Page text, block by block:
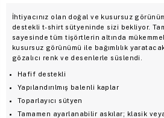
İhtiyacınız olan doğal ve kusursuz
destekli t-shirt sütyeninde sizi bekliyor.
sayesinde tüm tişörtlerin altında
kusursuz görünümü ile bağımlılık
gözalıcı renk ve desenlerle süslendi.
Hafif destekli
Yapılandırılmış balenli kaplar
Toparlayıcı sütyen
Tamamen ayarlanabilir askılar; klasik